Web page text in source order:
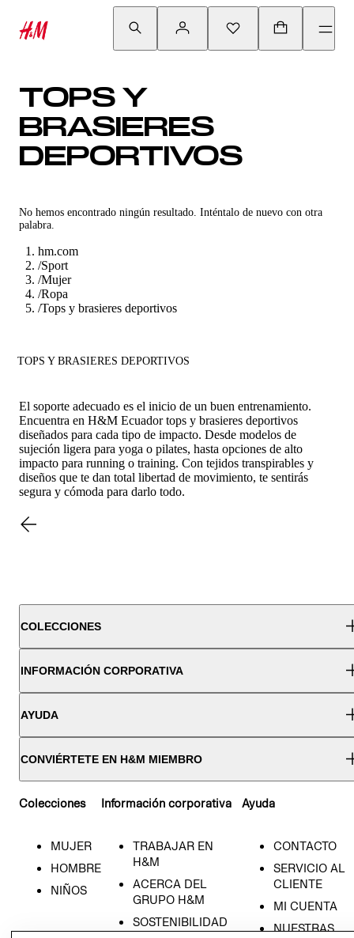
TOPS Y
BRASIERES
DEPORTIVOS
No hemos encontrado ningún resultado. Inténtalo de nuevo con otra
palabra.
hm.com
/Sport
/Mujer
/Ropa
/Tops y brasieres deportivos
TOPS Y BRASIERES DEPORTIVOS
El soporte adecuado es el inicio de un buen entrenamiento.
Encuentra en H&M Ecuador tops y brasieres deportivos
diseñados para cada tipo de impacto. Desde modelos de
sujeción ligera para yoga o pilates, hasta opciones de alto
impacto para running o training. Con tejidos transpirables y
diseños que te dan total libertad de movimiento, te sentirás
segura y cómoda para darlo todo.
COLECCIONES
INFORMACIÓN CORPORATIVA
AYUDA
CONVIÉRTETE EN H&M MIEMBRO
Colecciones
MUJER
HOMBRE
NIÑOS
Información corporativa
TRABAJAR EN
H&M
ACERCA DEL
GRUPO H&M
SOSTENIBILIDAD
Ayuda
CONTACTO
SERVICIO AL
CLIENTE
MI CUENTA
NUESTRAS